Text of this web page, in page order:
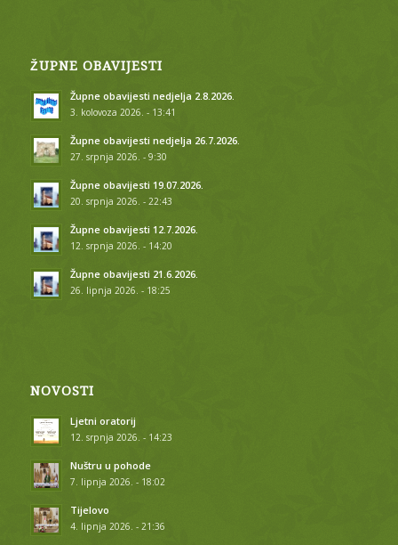
ŽUPNE OBAVIJESTI
Župne obavijesti nedjelja 2.8.2026.
3. kolovoza 2026. - 13:41
Župne obavijesti nedjelja 26.7.2026.
27. srpnja 2026. - 9:30
Župne obavijesti 19.07.2026.
20. srpnja 2026. - 22:43
Župne obavijesti 12.7.2026.
12. srpnja 2026. - 14:20
Župne obavijesti 21.6.2026.
26. lipnja 2026. - 18:25
NOVOSTI
Ljetni oratorij
12. srpnja 2026. - 14:23
Nuštru u pohode
7. lipnja 2026. - 18:02
Tijelovo
4. lipnja 2026. - 21:36